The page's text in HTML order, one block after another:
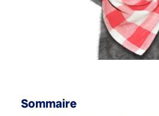
Sommaire